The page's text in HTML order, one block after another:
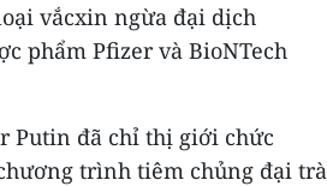
vắcxin ngừa đại dịch
phẩm Pfizer và BioNTech
Putin đã chỉ thị giới chức
trình tiêm chủng đại trà